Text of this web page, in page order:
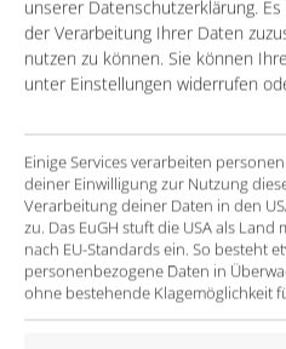
unserer Datenschutzerklärung.
der Verarbeitung Ihrer Daten
nutzen zu können. Sie können
unter Einstellungen widerrufen
Einige Services verarbeiten
deiner Einwilligung zur Nutzung
Verarbeitung deiner Daten in den
zu. Das EuGH stuft die USA als
nach EU-Standards ein. So besteht
personenbezogene Daten in
ohne bestehende Klagemöglichkeit
The solution
Survey of the actual
created as a basis for
scalable application
core processes via
variants
Evaluation of the